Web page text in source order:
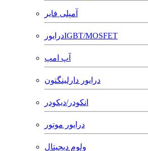
آمپلی فایر
درایورIGBT/MOSFET
آپ امپ
درایور دارلینگتون
انکودر/دیکودر
درایور موتور
ولوم دیجیتال